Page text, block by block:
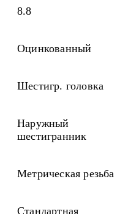
8.8
Оцинкованный
Шестигр. головка
Наружный
шестигранник
Метрическая резьба
Стандартная